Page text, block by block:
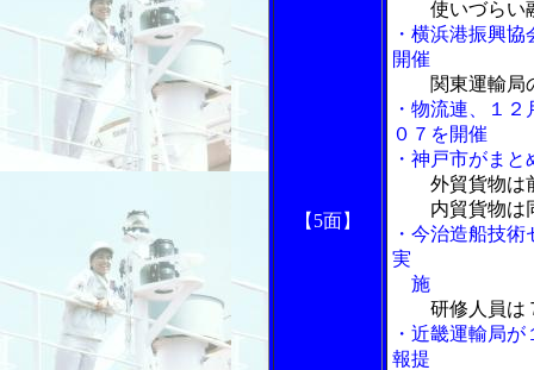
【5面】
使いづらい
・横浜港振興
開催
関東運輸局
・物流連、１
０７を開催
・神戸市がま
外貿貨物は
内貿貨物は同
・今治造船技
実
施
研修人員は
・近畿運輸局
報提